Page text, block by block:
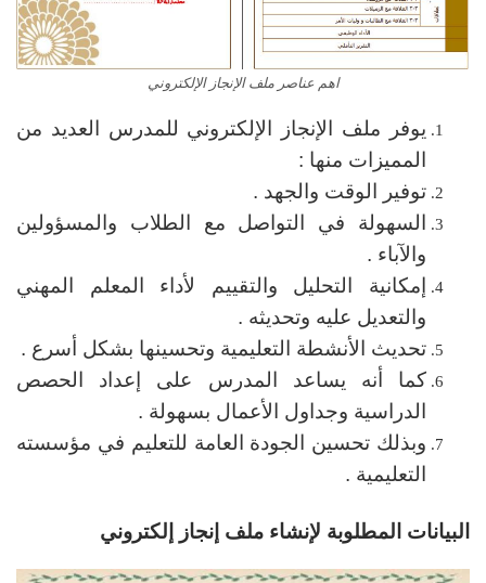
اهم عناصر ملف الإنجاز الإلكتروني
يوفر ملف الإنجاز الإلكتروني للمدرس العديد من
المميزات منها :
توفير الوقت والجهد .
السهولة في التواصل مع الطلاب والمسؤولين
والآباء .
إمكانية التحليل والتقييم لأداء المعلم المهني
والتعديل عليه وتحديثه .
تحديث الأنشطة التعليمية وتحسينها بشكل أسرع .
كما أنه يساعد المدرس على إعداد الحصص
الدراسية وجداول الأعمال بسهولة .
وبذلك تحسين الجودة العامة للتعليم في مؤسسته
التعليمية .
البيانات المطلوبة لإنشاء ملف إنجاز إلكتروني